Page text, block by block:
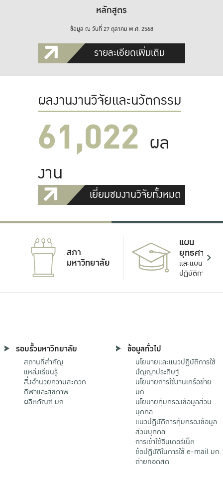
หลักสูตร
ข้อมูล ณ วันที่ 27 ตุลาคม พ.ศ. 2568
รายละเอียดเพิ่มเติม
ผลงานงานวิจัยและนวัตกรรม
61,022 ผล
งาน
เยี่ยมชมงานวิจัยทั้งหมด
สภา
มหาวิทยาลัย
แผน
ยุทธศาสตร์
และแผน
ปฏิบัติการ
รอบรั้วมหาวิทยาลัย
สถานที่สำคัญ
แหล่งเรียนรู้
สิ่งอำนวยความสะดวก
กีฬาและสุขภาพ
ผลิตภัณฑ์ มก.
ข้อมูลทั่วไป
นโยบายและแนวปฏิบัติการใช้
ปัญญาประดิษฐ์
นโยบายการใช้งานเครือข่าย
มก.
นโยบายคุ้มครองข้อมูลส่วน
บุคคล
แนวปฏิบัติการคุ้มครองข้อมูล
ส่วนบุคคล
การเข้าใช้อินเตอร์เน็ต
ข้อปฏิบัติในการใช้ e-mail มก.
ถ่ายทอดสด